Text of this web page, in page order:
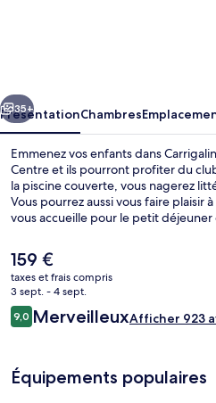
Leisure
Centre
Suivant
35+
PrésentationChambres
Emmenez vos enfants dans
Centre et ils pourront profiter du
la piscine couverte, vous nagerez
Vous pourrez aussi vous faire plaisir
vous accueille pour le petit
place, on trouve un bar / salon, un
salle de fitness. Sympa non ? Les
bien en ce qui concerne le personnel
Le
prix
actuel
est
de
159 €
taxes et frais compris
3 sept. - 4 sept.
Avis
voyageurs
9,09,0 sur 10
MerveilleuxAfficher 923
Équipements populaires